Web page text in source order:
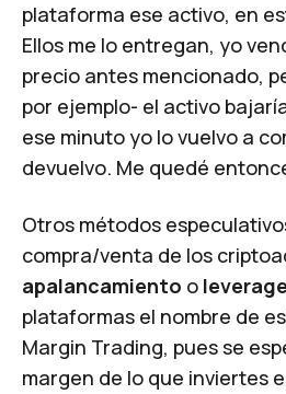
plataforma ese activo, en
Ellos me lo entregan, yo
precio antes mencionado,
por ejemplo- el activo
ese minuto yo lo vuelvo a
devuelvo. Me quedé
Otros métodos
compra/venta de los
apalancamiento o leverage
plataformas el nombre de
Margin Trading, pues se
margen de lo que inviertes